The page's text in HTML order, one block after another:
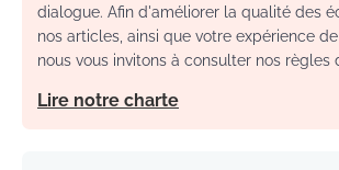
dialogue. Afin d'améliorer la qualité des
nos articles, ainsi que votre expérience
nous vous invitons à consulter nos règles
Lire notre charte